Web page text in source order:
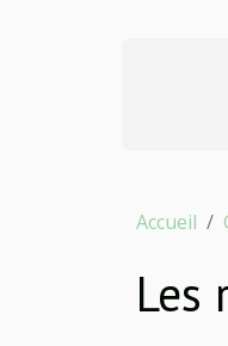
Accueil
Les